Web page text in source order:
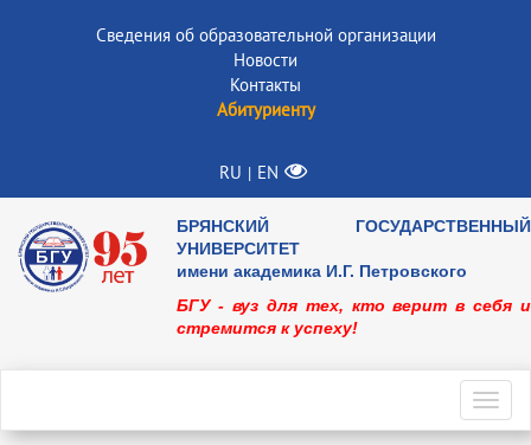
Сведения об образовательной организации
Новости
Контакты
Абитуриенту
RU | EN
БРЯНСКИЙ ГОСУДАРСТВЕННЫЙ
УНИВЕРСИТЕТ
имени академика И.Г. Петровского
БГУ - вуз для тех, кто верит в себя и
стремится к успеху!